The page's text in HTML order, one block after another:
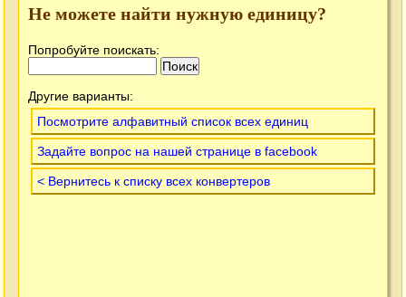
Не можете найти нужную единицу?
Попробуйте поискать:
Другие варианты:
Посмотрите алфавитный список всех единиц
Задайте вопрос на нашей странице в facebook
< Вернитесь к списку всех конвертеров